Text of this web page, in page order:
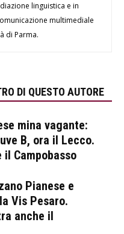
linguistica e in
multimediale
di Parma.
DI QUESTO AUTORE
mina vagante:
B, ora il Lecco.
il Campobasso
Pianese e
Vis Pesaro.
anche il